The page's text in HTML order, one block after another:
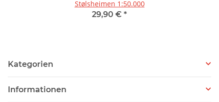
Stølsheimen 1:50.000
29,90 € *
Kategorien
Informationen